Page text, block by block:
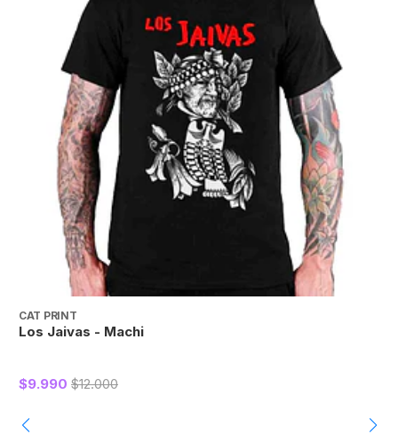
CAT PRINT
Los Jaivas - Machi
$9.990 $12.000